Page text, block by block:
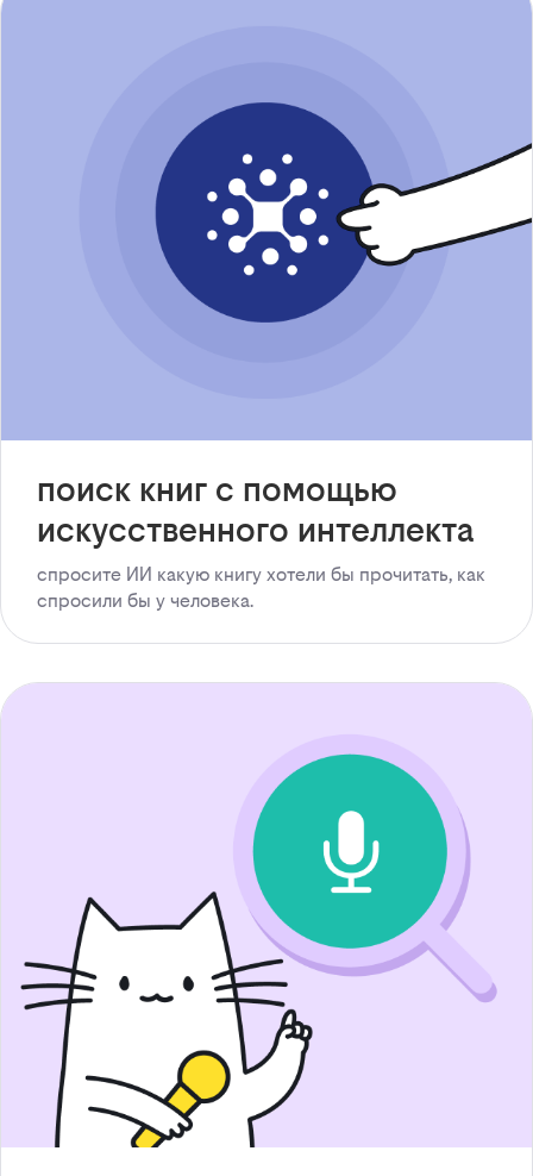
поиск книг с помощью
искусственного интеллекта
спросите ИИ какую книгу хотели бы прочитать, как
спросили бы у человека.